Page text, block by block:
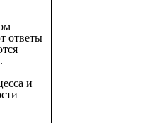
ответы
и